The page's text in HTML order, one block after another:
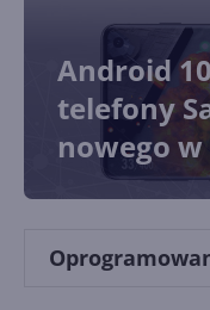
Android
telefony
nowego w